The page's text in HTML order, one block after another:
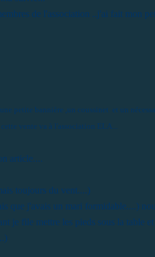
de l'association ..j'ai fait mon
petite bannière ,un coussinet et un
cette vente va à l'association ELA...
article....
toujours du vent....)
que j'avais un mari formidable....)
je file mettre les pieds sous la table